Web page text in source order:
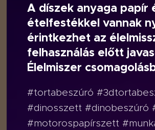
A díszek anyaga papír
ételfestékkel vannak
érintkezhet az
felhasználás előtt
Élelmiszer
#tortabeszúró
#dinosszett #dinobeszúró
#motorospapírszett